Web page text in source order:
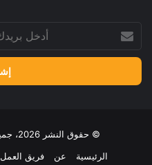
بريدك
الإلكتروني
© حقوق النشر 2026، جميع الحقوق محفوظة |
الرئيسية
عن فريق العمل